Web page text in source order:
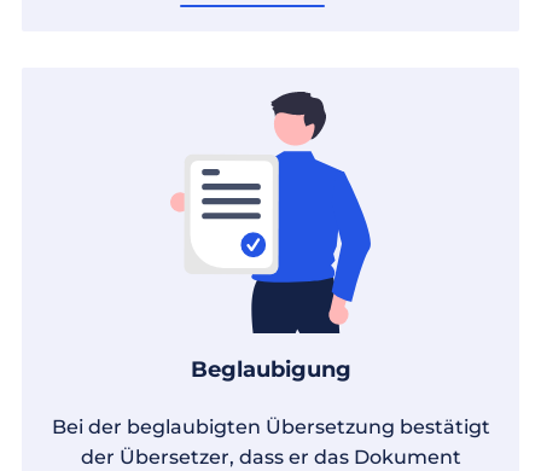
Beglaubigung
Bei der beglaubigten Übersetzung bestätigt
der Übersetzer, dass er das Dokument